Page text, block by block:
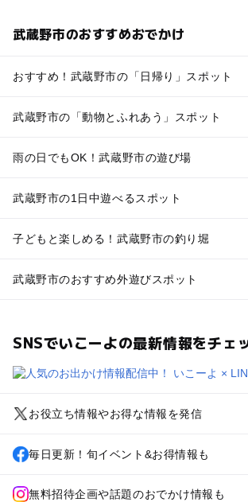
武蔵野市のおすすめおでかけ
おすすめ！武蔵野市の「日帰り」スポット
武蔵野市の「動物とふれあう」スポット
雨の日でもOK！武蔵野市の遊び場
武蔵野市の1日中遊べるスポット
子どもと楽しめる！武蔵野市の釣り堀
武蔵野市のおすすめ外遊びスポット
SNSでいこーよの最新情報をチェ
お役立ち情報やお得な情報を発信
毎日更新！旬イベント&お得情報も
無料招待企画や話題のおでかけ情報も